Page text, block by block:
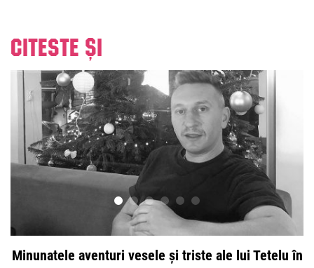
Citeste și
Minunatele aventuri vesele și triste ale lui Tetelu în